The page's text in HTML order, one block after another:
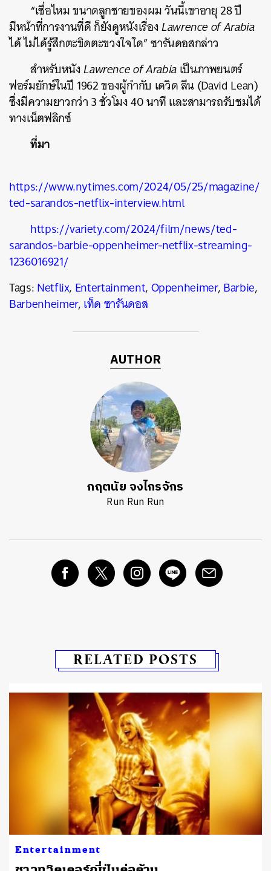
“เชื่อไหม ขนาดลูกชายของผม วันนี้เขาอายุ 28 ปี
มีหน้าที่การงานที่ดี ก็ยังดูหนังเรื่องLawrence of Arabia
ได้ ไม่ได้รู้สึกตะขิดตะขวงใจใด” ซารันดอสกล่าว
สำหรับหนังLawrence of Arabiaเป็นภาพยนตร์
ฟอร์มยักษ์ในปี 1962 ของผู้กำกับ เดวิด ลีน (David Lean)
ซึ่งมีความยาวกว่า 3 ชั่วโมง 40 นาที และสามารถรับชมได้
ทางเน็ตฟลิกซ์
ที่มา
https://www.nytimes.com/2024/05/25/magazine/
ted-sarandos-netflix-interview.html
https://variety.com/2024/film/news/ted-
sarandos-barbie-oppenheimer-netflix-streaming-
1236016921/
Tags:Netflix, Entertainment,Oppenheimer,Barbie,
Barbenheimer,เท็ด ซารันดอส
AUTHOR
กฤตนัย จงไกรจักร
Run Run Run
RELATED POSTS
Entertainment